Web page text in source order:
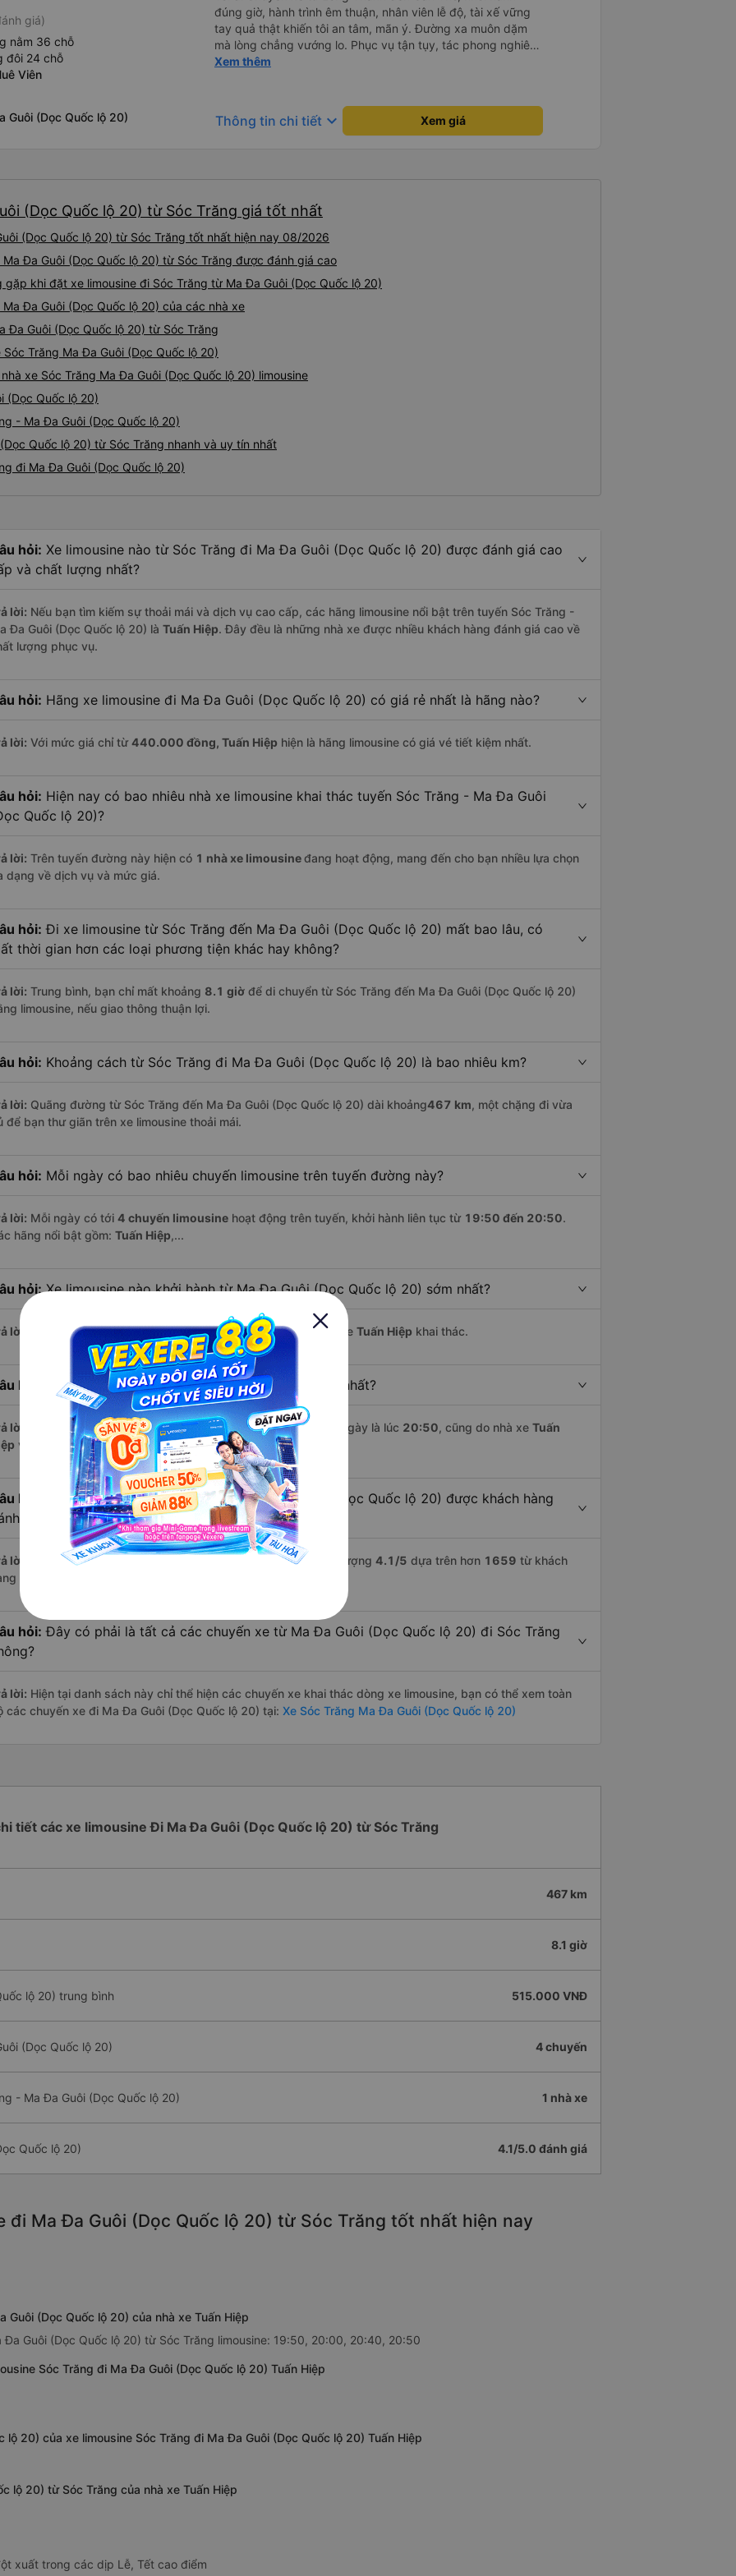
giá)
nằm 36 chỗ
đôi 24 chỗ
Viên
Guôi (Dọc Quốc lộ 20)
đúng giờ, hành trình êm thuận, nhân viên lễ độ, tài xế vững
tay quả thật khiến tôi an tâm, mãn ý. Đường xa muôn dặm
mà lòng chẳng vướng lo. Phục vụ tận tụy, tác phong nghiêm
cẩn, hiếm thấy giữa thời buổi kim tiền vội vã. Xã hội loạn đạo.
Xem thêm
Thông tin chi tiết keyboard_arrow_down Xem giá
(Dọc Quốc lộ 20) từ Sóc Trăng giá tốt nhất
(Dọc Quốc lộ 20) từ Sóc Trăng tốt nhất hiện nay 08/2026
Ma Đa Guôi (Dọc Quốc lộ 20) từ Sóc Trăng được đánh giá cao
khi đặt xe limousine đi Sóc Trăng từ Ma Đa Guôi (Dọc Quốc lộ 20)
Đa Guôi (Dọc Quốc lộ 20) của các nhà xe
Đa Guôi (Dọc Quốc lộ 20) từ Sóc Trăng
Trăng Ma Đa Guôi (Dọc Quốc lộ 20)
xe Sóc Trăng Ma Đa Guôi (Dọc Quốc lộ 20) limousine
(Dọc Quốc lộ 20)
- Ma Đa Guôi (Dọc Quốc lộ 20)
Quốc lộ 20) từ Sóc Trăng nhanh và uy tín nhất
đi Ma Đa Guôi (Dọc Quốc lộ 20)
hỏi: Xe limousine nào từ Sóc Trăng đi Ma Đa Guôi (Dọc Quốc lộ 20) được đánh giá cao
và chất lượng nhất?
lời: Nếu bạn tìm kiếm sự thoải mái và dịch vụ cao cấp, các hãng limousine nổi bật trên tuyến Sóc Trăng -
Đa Guôi (Dọc Quốc lộ 20) là Tuấn Hiệp. Đây đều là những nhà xe được nhiều khách hàng đánh giá cao về
lượng phục vụ.
hỏi: Hãng xe limousine đi Ma Đa Guôi (Dọc Quốc lộ 20) có giá rẻ nhất là hãng nào?
lời: Với mức giá chỉ từ440.000 đồng, Tuấn Hiệp hiện là hãng limousine có giá vé tiết kiệm nhất.
hỏi: Hiện nay có bao nhiêu nhà xe limousine khai thác tuyến Sóc Trăng - Ma Đa Guôi
Quốc lộ 20)?
lời: Trên tuyến đường này hiện có 1 nhà xe limousineđang hoạt động, mang đến cho bạn nhiều lựa chọn
dạng về dịch vụ và mức giá.
hỏi: Đi xe limousine từ Sóc Trăng đến Ma Đa Guôi (Dọc Quốc lộ 20) mất bao lâu, có
thời gian hơn các loại phương tiện khác hay không?
lời: Trung bình, bạn chỉ mất khoảng 8.1 giờ để di chuyển từ Sóc Trăng đến Ma Đa Guôi (Dọc Quốc lộ 20)
limousine, nếu giao thông thuận lợi.
hỏi: Khoảng cách từ Sóc Trăng đi Ma Đa Guôi (Dọc Quốc lộ 20) là bao nhiêu km?
lời: Quãng đường từ Sóc Trăng đến Ma Đa Guôi (Dọc Quốc lộ 20) dài khoảng467 km, một chặng đi vừa
để bạn thư giãn trên xe limousine thoải mái.
hỏi: Mỗi ngày có bao nhiêu chuyến limousine trên tuyến đường này?
lời: Mỗi ngày có tới 4 chuyến limousine hoạt động trên tuyến, khởi hành liên tục từ 19:50 đến 20:50.
hãng nổi bật gồm: Tuấn Hiệp,...
hỏi:Xe limousine nào khởi hành từ Ma Đa Guôi (Dọc Quốc lộ 20) sớm nhất?
lời: Chuyến limousine sớm nhất khởi hành lúc19:50, do nhà xe Tuấn Hiệp khai thác.
hỏi: Xe limousine nào khởi hành từ Sóc Trăng muộn nhất?
lời: Nếu bạn muốn đi chuyến muộn, lựa chọn cuối cùng trong ngày là lúc 20:50, cũng do nhà xe Tuấn
vận hành.
hỏi:
Xe limousine nào từ Sóc Trăng đi Ma Đa Guôi (Dọc Quốc lộ 20) được khách hàng
giá tốt nhất?
lời: Trong số các hãng, nổi bật nhất với điểm chất lượng 4.1 /5 dựa trên hơn 1659 từ khách
– một con số minh chứng cho dịch vụ cao cấp và uy tín.
hỏi: Đây có phải là tất cả các chuyến xe từ Ma Đa Guôi (Dọc Quốc lộ 20) đi Sóc Trăng
lời: Hiện tại danh sách này chỉ thể hiện các chuyến xe khai thác dòng xe limousine, bạn có thể xem toàn
các chuyến xe đi Ma Đa Guôi (Dọc Quốc lộ 20) tại: Xe Sóc Trăng Ma Đa Guôi (Dọc Quốc lộ 20)
tiết các xe limousine Đi Ma Đa Guôi (Dọc Quốc lộ 20) từ Sóc Trăng
467 km
8.1 giờ
lộ 20) trung bình 515.000 VNĐ
(Dọc Quốc lộ 20) 4 chuyến
- Ma Đa Guôi (Dọc Quốc lộ 20) 1 nhà xe
Quốc lộ 20) 4.1/5.0 đánh giá
đi Ma Đa Guôi (Dọc Quốc lộ 20) từ Sóc Trăng tốt nhất hiện nay
(Dọc Quốc lộ 20) của nhà xe Tuấn Hiệp
Guôi (Dọc Quốc lộ 20) từ Sóc Trăng limousine: 19:50, 20:00, 20:40, 20:50
Sóc Trăng đi Ma Đa Guôi (Dọc Quốc lộ 20) Tuấn Hiệp
20) của xe limousine Sóc Trăng đi Ma Đa Guôi (Dọc Quốc lộ 20) Tuấn Hiệp
lộ 20) từ Sóc Trăng của nhà xe Tuấn Hiệp
xuất trong các dịp Lễ, Tết cao điểm